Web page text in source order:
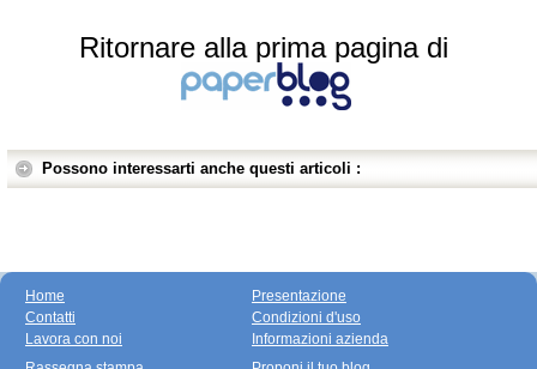
Ritornare alla prima pagina di
Possono interessarti anche questi articoli :
Home
Contatti
Lavora con noi
Presentazione
Condizioni d'uso
Informazioni azienda